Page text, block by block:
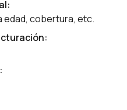
:
edad, cobertura, etc.
:
: